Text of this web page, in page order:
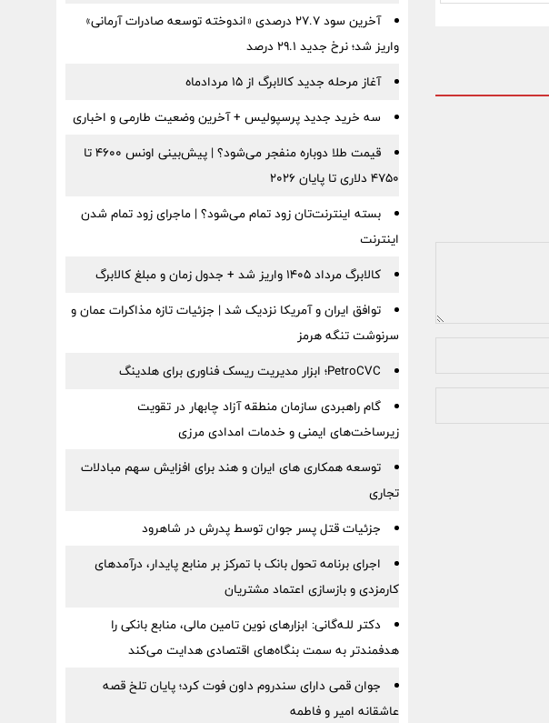
آخرین سود ۲۷.۷ درصدی «اندوخته توسعه صادرات آرمانی»
واریز شد؛ نرخ جدید ۲۹.۱ درصد
آغاز مرحله جدید کالابرگ از ۱۵ مردادماه
سه خرید جدید پرسپولیس + آخرین وضعیت طارمی و اخباری
قیمت طلا دوباره منفجر می‌شود؟ | پیش‌بینی اونس ۴۶۰۰ تا
۴۷۵۰ دلاری تا پایان ۲۰۲۶
بسته اینترنت‌تان زود تمام می‌شود؟ | ماجرای زود تمام شدن
اینترنت
کالابرگ مرداد ۱۴۰۵ واریز شد + جدول زمان و مبلغ کالابرگ
توافق ایران و آمریکا نزدیک شد | جزئیات تازه مذاکرات عمان و
سرنوشت تنگه هرمز
PetroCVC؛ ابزار مدیریت ریسک فناوری برای هلدینگ
گام راهبردی سازمان منطقه آزاد چابهار در تقویت
زیرساخت‌های ایمنی و خدمات امدادی مرزی
توسعه همکاری های ایران و هند برای افزایش سهم مبادلات
تجاری
جزئیات قتل پسر جوان توسط پدرش در شاهرود
اجرای برنامه تحول بانک با تمرکز بر منابع پایدار، درآمدهای
کارمزدی و بازسازی اعتماد مشتریان
دکتر للـه‌گانی: ابزارهای نوین تامین مالی، منابع بانکی را
هدفمندتر به سمت بنگاه‌های اقتصادی هدایت می‌کند
جوان قمی دارای سندروم داون فوت کرد؛ پایان تلخ قصه
عاشقانه امیر و فاطمه